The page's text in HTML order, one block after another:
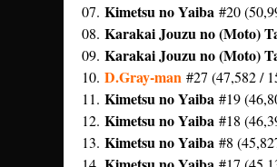
07. Kimetsu no Yaiba #20
08. Karakai Jouzu no (Moto)
09. Karakai Jouzu no (Moto)
10. D.Gray-man #27 (47,582 /
11. Kimetsu no Yaiba #19
12. Kimetsu no Yaiba #18
13. Kimetsu no Yaiba #8